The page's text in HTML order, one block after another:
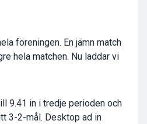
föreningen. En jämn match
hela matchen. Nu laddar vi
9.41 in i tredje perioden och
3-2-mål. Desktop ad in